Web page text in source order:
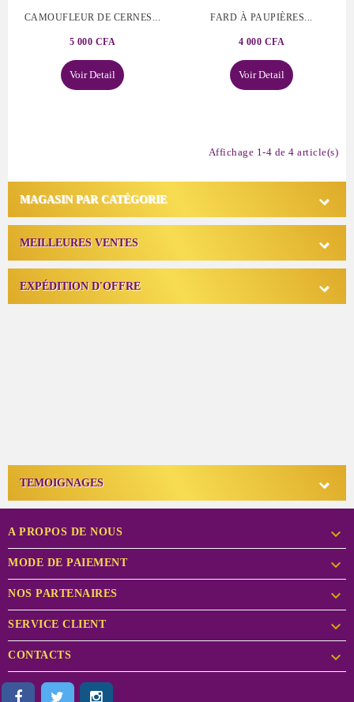
CAMOUFLEUR DE CERNES...
5 000 CFA
Voir Detail
FARD À PAUPIÈRES...
4 000 CFA
Voir Detail
Affichage 1-4 de 4 article(s)
MAGASIN PAR CATÉGORIE 
MEILLEURES VENTES 
EXPÉDITION D'OFFRE 
TEMOIGNAGES 
A PROPOS DE NOUS 
MODE DE PAIEMENT 
NOS PARTENAIRES 
SERVICE CLIENT 
CONTACTS 